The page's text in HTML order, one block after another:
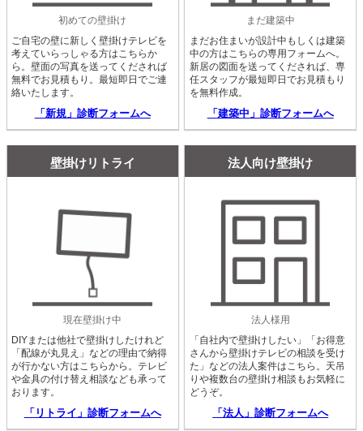
初めての壁掛け
ご自宅の壁に新しく壁掛けテレビを
考えていらっしゃる方はこちらか
ら。壁面の写真を送ってくだされば
無料でお見積もり。最短即日でご連
絡いたします。
「新規」診断フォームへ
まだ建築中
まだお住まいが設計中もしくは建築
中の方はこちらの専用フォームへ。
新居の図面を送ってくだされば、専
任スタッフが最短即日でお見積もり
を無料作成。
「建築中」診断フォームへ
壁掛けリトライ
現在壁掛け中
DIYまたは他社で壁掛けしたけれど
「配線が丸見え」などの理由で納得
が行かない方はこちらから。テレビ
や金具の付け替え相談なども承って
おります。
「リトライ」診断フォームへ
法人向け壁掛け
法人様用
「自社内で壁掛けしたい」「お得意
さんから壁掛けテレビの相談を受け
た」などの法人案件はこちら。天吊
りや複数台の壁掛け相談もお気軽に
どうぞ。
「法人」診断フォームへ